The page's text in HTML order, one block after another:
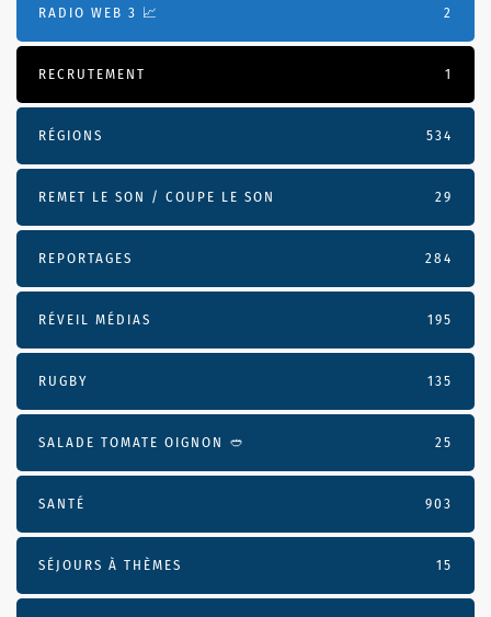
RADIO WEB 3 📈 2
RECRUTEMENT 1
RÉGIONS 534
REMET LE SON / COUPE LE SON 29
REPORTAGES 284
RÉVEIL MÉDIAS 195
RUGBY 135
SALADE TOMATE OIGNON 🥙 25
SANTÉ 903
SÉJOURS À THÈMES 15